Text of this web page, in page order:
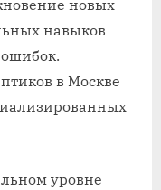
новых
навыков
ошибок.
в Москве
уровне